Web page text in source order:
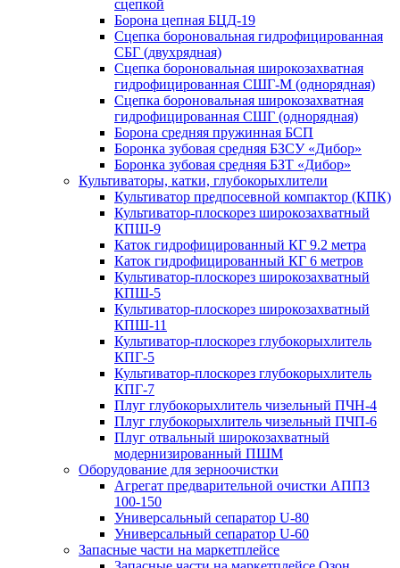
сцепкой
Борона цепная БЦД-19
Сцепка бороновальная гидрофицированная
СБГ (двухрядная)
Сцепка бороновальная широкозахватная
гидрофицированная СШГ-М (однорядная)
Сцепка бороновальная широкозахватная
гидрофицированная СШГ (однорядная)
Борона средняя пружинная БСП
Боронка зубовая средняя БЗСУ «Дибор»
Боронка зубовая средняя БЗТ «Дибор»
Культиваторы, катки, глубокорыхлители
Культиватор предпосевной компактор (КПК)
Культиватор-плоскорез широкозахватный
КПШ-9
Каток гидрофицированный КГ 9.2 метра
Каток гидрофицированный КГ 6 метров
Культиватор-плоскорез широкозахватный
КПШ-5
Культиватор-плоскорез широкозахватный
КПШ-11
Культиватор-плоскорез глубокорыхлитель
КПГ-5
Культиватор-плоскорез глубокорыхлитель
КПГ-7
Плуг глубокорыхлитель чизельный ПЧН-4
Плуг глубокорыхлитель чизельный ПЧП-6
Плуг отвальный широкозахватный
модернизированный ПШМ
Оборудование для зерноочистки
Агрегат предварительной очистки АППЗ
100-150
Универсальный сепаратор U-80
Универсальный сепаратор U-60
Запасные части на маркетплейсе